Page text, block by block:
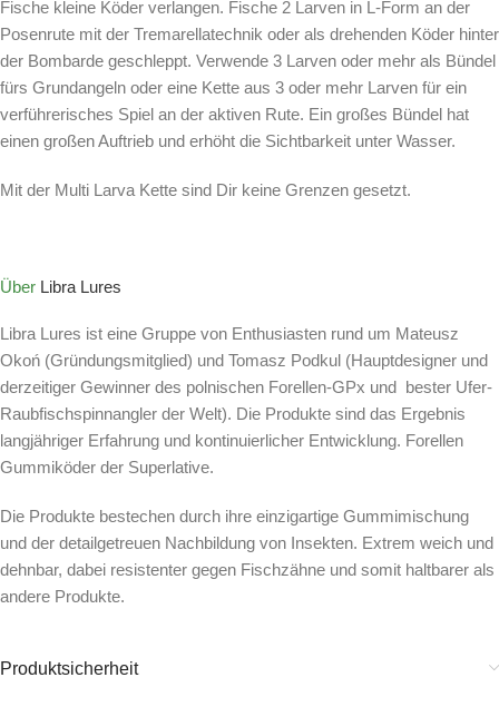
Fische kleine Köder verlangen. Fische 2 Larven in L-Form an der
Posenrute mit der Tremarellatechnik oder als drehenden Köder hinter
der Bombarde geschleppt. Verwende 3 Larven oder mehr als Bündel
fürs Grundangeln oder eine Kette aus 3 oder mehr Larven für ein
verführerisches Spiel an der aktiven Rute. Ein großes Bündel hat
einen großen Auftrieb und erhöht die Sichtbarkeit unter Wasser.
Mit der Multi Larva Kette sind Dir keine Grenzen gesetzt.
Über Libra Lures
Libra Lures ist eine Gruppe von Enthusiasten rund um Mateusz
Okoń (Gründungsmitglied) und Tomasz Podkul (Hauptdesigner und
derzeitiger Gewinner des polnischen Forellen-GPx und bester Ufer-
Raubfischspinnangler der Welt). Die Produkte sind das Ergebnis
langjähriger Erfahrung und kontinuierlicher Entwicklung. Forellen
Gummiköder der Superlative.
Die Produkte bestechen durch ihre einzigartige Gummimischung
und der detailgetreuen Nachbildung von Insekten. Extrem weich und
dehnbar, dabei resistenter gegen Fischzähne und somit haltbarer als
andere Produkte.
Produktsicherheit